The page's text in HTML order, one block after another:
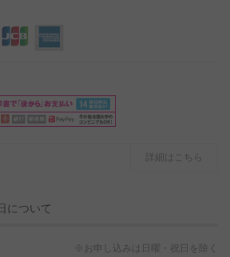
詳細はこちら
について
※お申し込みは日曜・祝日を除く